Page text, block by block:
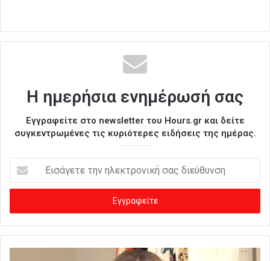
Η ημερήσια ενημέρωσή σας
Εγγραφείτε στο newsletter του Hours.gr και δείτε
συγκεντρωμένες τις κυριότερες ειδήσεις της ημέρας.
σ
γ
ε